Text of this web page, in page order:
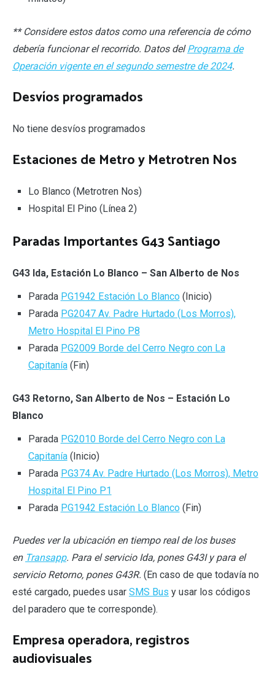
** Considere estos datos como una referencia de cómo
debería funcionar el recorrido. Datos delPrograma de
Operación vigente en el segundo semestre de 2024.
Desvíos programados
No tiene desvíos programados
Estaciones de Metro y Metrotren Nos
Lo Blanco (Metrotren Nos)
Hospital El Pino (Línea 2)
Paradas Importantes G43 Santiago
G43 Ida, Estación Lo Blanco – San Alberto de Nos
Parada PG1942 Estación Lo Blanco(Inicio)
Parada PG2047 Av. Padre Hurtado (Los Morros),
Metro Hospital El Pino P8
Parada PG2009 Borde del Cerro Negro con La
Capitanía(Fin)
G43 Retorno, San Alberto de Nos – Estación Lo
Blanco
Parada PG2010 Borde del Cerro Negro con La
Capitanía(Inicio)
Parada PG374 Av. Padre Hurtado (Los Morros), Metro
Hospital El Pino P1
Parada PG1942 Estación Lo Blanco(Fin)
Puedes ver la ubicación en tiempo real de los buses
en Transapp. Para el servicio Ida, pones G43I y para el
servicio Retorno, pones G43R. (En caso de que todavía no
esté cargado, puedes usar SMS Bus y usar los códigos
del paradero que te corresponde).
Empresa operadora, registros
audiovisuales